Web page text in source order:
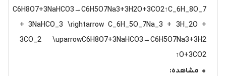
C6H8O7+3NaHCO3→C6H5O7Na3+3H2O+3CO2↑C_6H_8O_7
+ 3NaHCO_3 \rightarrow C_6H_5O_7Na_3 + 3H_2O +
3CO_2 \uparrowC6​H8​O7​+3NaHCO3​→C6​H5​O7​Na3​+3H2​
O+3CO2​↑
مشاهده: